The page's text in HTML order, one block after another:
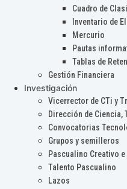
Cuadro de
Inventario de
Mercurio
Pautas
Tablas de
Gestión Financiera
Investigación
Vicerrector de CTi y
Dirección de Ciencia,
Convocatorias
Grupos y semilleros
Pascualino Creativo
Talento Pascualino
Lazos